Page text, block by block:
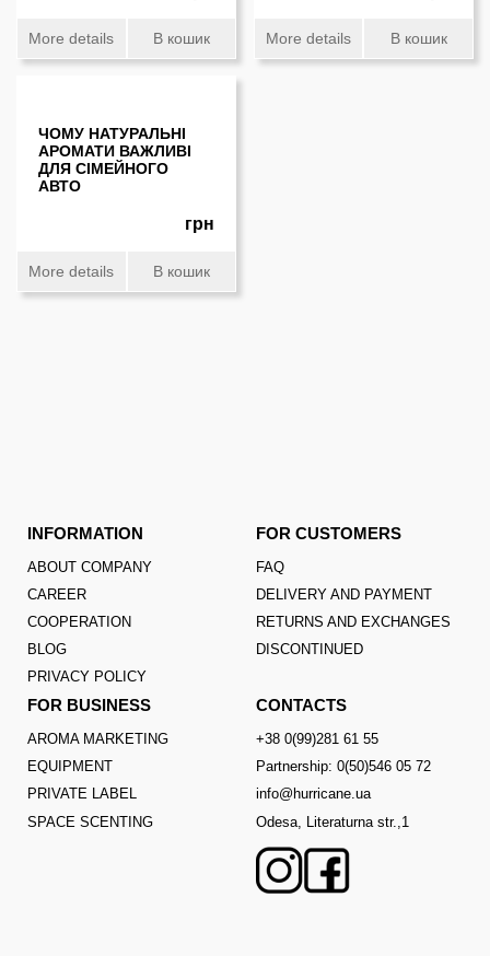
More details В кошик More details В кошик
ЧОМУ НАТУРАЛЬНІ
АРОМАТИ ВАЖЛИВІ
ДЛЯ СІМЕЙНОГО
АВТО
грн
More details В кошик
INFORMATION
ABOUT COMPANY
CAREER
COOPERATION
BLOG
PRIVACY POLICY
FOR CUSTOMERS
FAQ
DELIVERY AND PAYMENT
RETURNS AND EXCHANGES
DISCONTINUED
FOR BUSINESS
AROMA MARKETING
EQUIPMENT
PRIVATE LABEL
SPACE SCENTING
CONTACTS
+38 0(99)281 61 55
Partnership: 0(50)546 05 72
info@hurricane.ua
Odesa, Literaturna str.,1